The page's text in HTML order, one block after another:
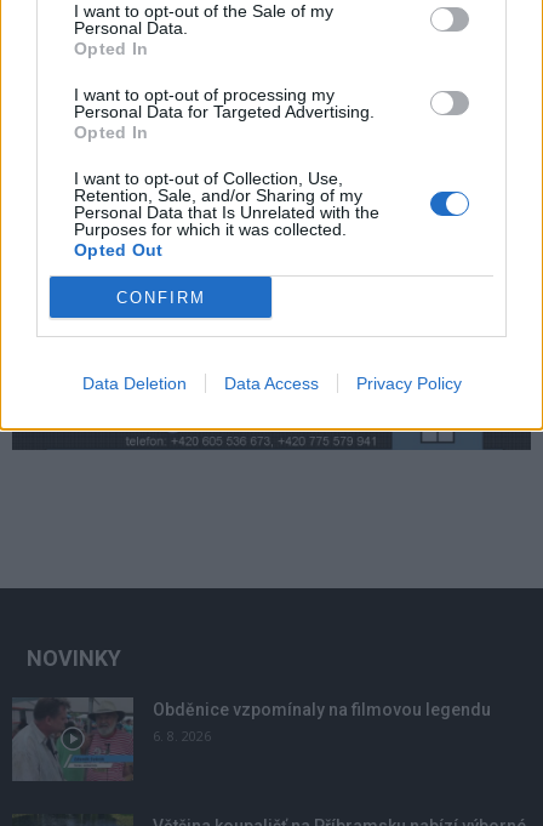
I want to opt-out of the Sale of my
Personal Data.
Opted In
I want to opt-out of processing my
Personal Data for Targeted Advertising.
Opted In
I want to opt-out of Collection, Use,
Retention, Sale, and/or Sharing of my
Personal Data that Is Unrelated with the
Purposes for which it was collected.
Opted Out
CONFIRM
Data Deletion Data Access Privacy Policy
Zpravodajství
Zpravodajství
Obce nově získají body i za předcházení
vzniku odpadu
NOVINKY
Obděnice vzpomínaly na filmovou legendu
6. 8. 2026